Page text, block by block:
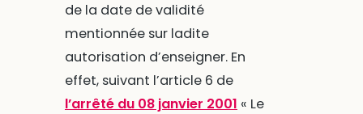
de la date de validité
mentionnée sur ladite
autorisation d’enseigner. En
effet, suivant l’article 6 de
l’arrêté du 08 janvier 2001 « Le